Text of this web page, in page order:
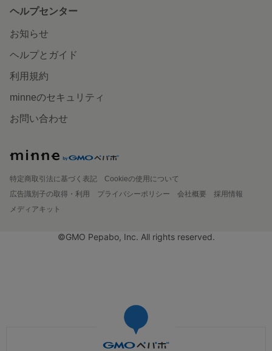
ヘルプセンター
お知らせ
ヘルプとガイド
利用規約
minneのセキュリティ
お問い合わせ
特定商取引法に基づく表記
Cookieの使用について
広告識別子の取得・利用
プライバシーポリシー 会社概要
採用情報
メディアキット
©GMO Pepabo, Inc. All rights reserved.